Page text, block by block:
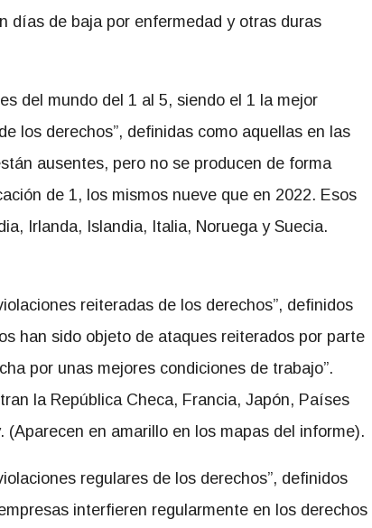
días de baja por enfermedad y otras duras
del mundo del 1 al 5, siendo el 1 la mejor
los derechos”, definidas como aquellas en las
ausentes, pero no se producen de forma
de 1, los mismos nueve que en 2022. Esos
Irlanda, Islandia, Italia, Noruega y Suecia.
reiteradas de los derechos”, definidos
han sido objeto de ataques reiterados por parte
por unas mejores condiciones de trabajo”.
la República Checa, Francia, Japón, Países
en amarillo en los mapas del informe).
regulares de los derechos”, definidos
interfieren regularmente en los derechos